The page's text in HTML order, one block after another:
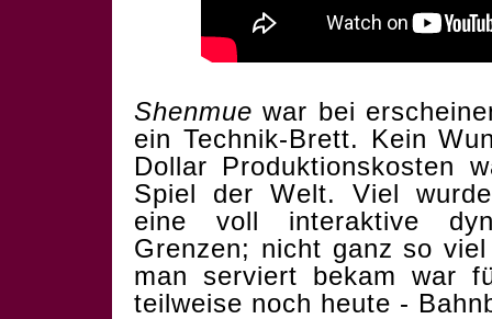
Shenmue war bei
ein Technik-Brett. Kein
Dollar Produktionskosten
Spiel der Welt. Viel
eine voll interaktive
Grenzen; nicht ganz so
man serviert bekam war
teilweise noch heute -